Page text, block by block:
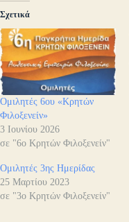
Σχετικά
Ομιλητές 6ου «Κρητών
Φιλοξενείν»
3 Ιουνίου 2026
σε "6ο Κρητών Φιλοξενείν"
Ομιλητές 3ης Ημερίδας
25 Μαρτίου 2023
σε "3ο Κρητών Φιλοξενείν"